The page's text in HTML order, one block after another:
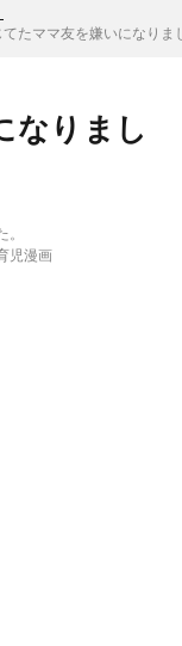
てたママ友を嫌いになり
なりまし
。
児漫画